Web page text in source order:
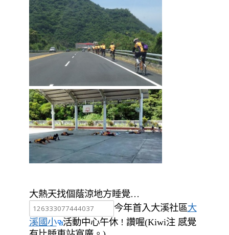
大熱天找個蔭涼地方睡覺…
今年首入大溪社區大
溪國小 活動中心午休 ! 讚喔(Kiwi注 感覺